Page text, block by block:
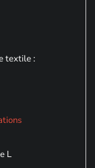
textile :
L